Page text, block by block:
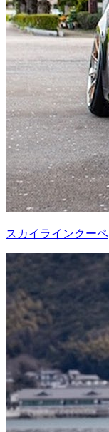
スカイラインクーペ